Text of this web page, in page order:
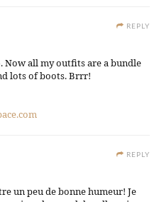
REPLY
Now all my outfits are a bundle
lots of boots. Brrr!
REPLY
un peu de bonne humeur! Je